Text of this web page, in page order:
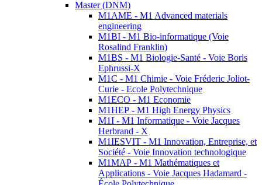
Master (DNM)
M1AME - M1 Advanced materials
engineering
M1BI - M1 Bio-informatique (Voie
Rosalind Franklin)
M1BS - M1 Biologie-Santé - Voie Boris
Ephrussi-X
M1C - M1 Chimie - Voie Fréderic Joliot-
Curie - Ecole Polytechnique
M1ECO - M1 Economie
M1HEP - M1 High Energy Physics
M1I - M1 Informatique - Voie Jacques
Herbrand - X
M1IESVIT - M1 Innovation, Entreprise, et
Société - Voie Innovation technologique
M1MAP - M1 Mathématiques et
Applications - Voie Jacques Hadamard -